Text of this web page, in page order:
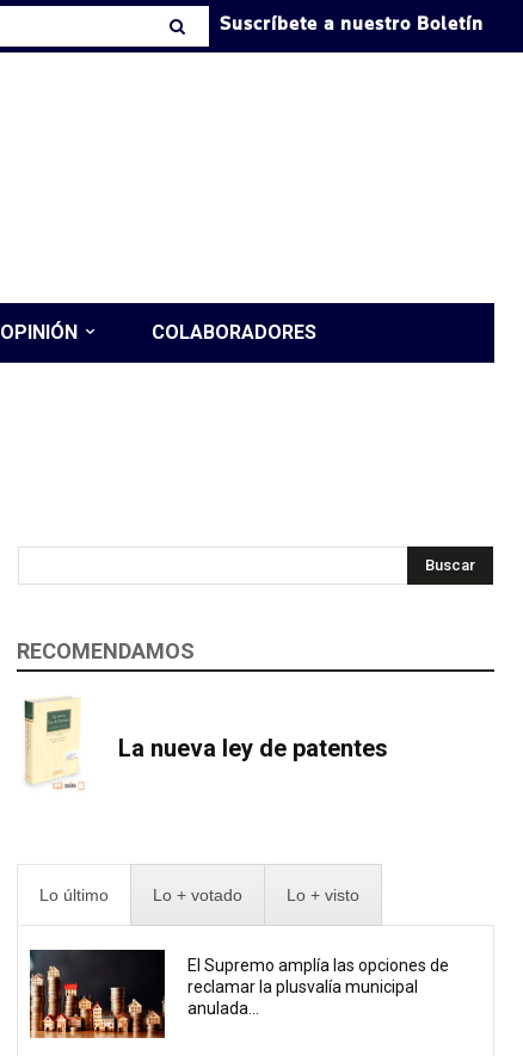
Suscríbete a nuestro Boletín
OPINIÓN COLABORADORES
Buscar
RECOMENDAMOS
La nueva ley de patentes
Lo último Lo + votado Lo + visto
El Supremo amplía las opciones de
reclamar la plusvalía municipal
anulada...